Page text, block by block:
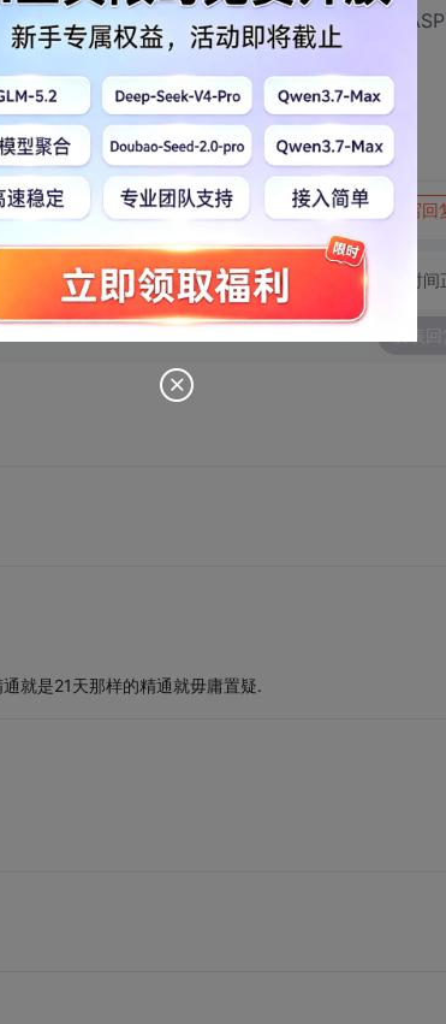
只能成为Java高手，同时也能在一周之内成为
到动态 举报 写回
切换为时间
就是21天那样的精通就毋庸置疑.